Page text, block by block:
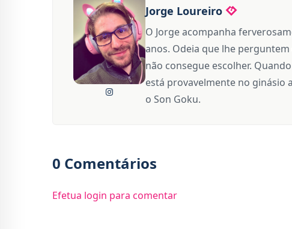
Jorge Loureiro
O Jorge acompanha
anos. Odeia que lhe
não consegue escolher.
está provavelmente no ginásio
o Son Goku.
0 Comentários
Efetua login para comentar